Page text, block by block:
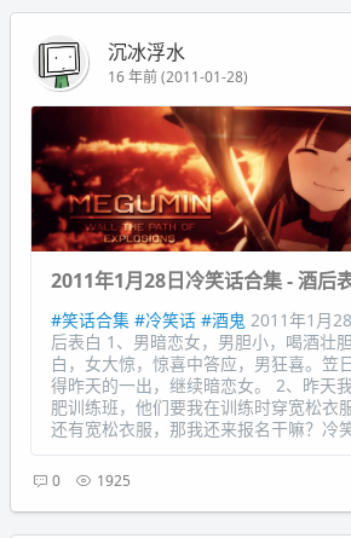
沉冰浮水
16 年前 (2011-01-28)
2011年1月28日冷笑话合集 - 酒后
#笑话合集 #冷笑话 #酒鬼 2011年1月
后表白 1、男暗恋女，男胆小，喝酒壮
白，女大惊，惊喜中答应，男狂喜。笠
得昨天的一出，继续暗恋女。 2、昨天
肥训练班，他们要我在训练时穿宽松衣
还有宽松衣服，那我还来报名干嘛？冷
0 1925